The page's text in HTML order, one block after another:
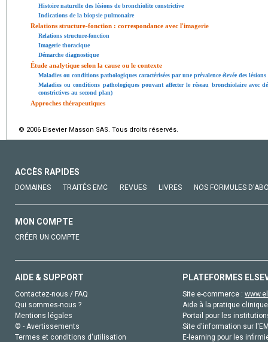
Histoire naturelle des lésions de bronchiolite constrictive
Indications de la biopsie pulmonaire
Relations structure-fonction : correspondance avec l'imagerie
Relations structure-fonction
Imagerie thoracique
Démarche diagnostique
Étude analytique selon la cause ou le contexte
Maladies ou conditions pathologiques caractérisées par une prévalence élevée des
Maladies ou conditions pathologiques pouvant affecter le réseau bronchiolaire avec
constrictives au second plan)
Approches thérapeutiques
© 2006 Elsevier Masson SAS. Tous droits réservés.
ACCÈS RAPIDES
DOMAINES TRAITÉS EMC REVUES LIVRES NOS FORMULES
MON COMPTE
CRÉER UN COMPTE
AIDE & SUPPORT
Contactez-nous / FAQ
Qui sommes-nous ?
Mentions légales
© - Avertissements
Termes et conditions d'utilisation
PLATEFORMES
Site e-commerce :
Aide à la pratique
Portail pour les
Site d'information sur
E-learning pour les